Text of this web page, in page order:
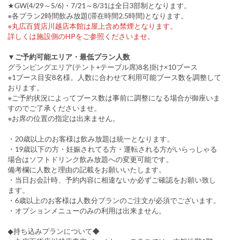
★GW(4/29～5/6)・7/21～8/31は全日3部制となります。
※各プラン2時間飲み放題(滞在時間2.5時間)となります。
※丸広百貨店川越店本館は屋上含め禁煙となります。
詳しくは施設側のHPをご参照くださいませ。
▼ご予約可能エリア・最低プラン人数
グランピングエリア(テント+テーブル席)8名掛け×10ブース
※1ブース目安8名様。人数に合わせて利用可能ブース数を調整して
おります。
※ご予約状況によってブース数は事前に調整になる場合が御座いま
すのでご了承くださいませ。
※お席の位置の指定は出来ません。
・20歳以上のお客様は飲み放題は統一となります。
・19歳以下の方・妊娠されてる方・運転される方がいらっしゃる
場合はソフトドリンク飲み放題への変更可能です。
備考欄に人数と理由の記載をお願いいたします。
・当日お会計時、予約内容に相違ないか必ずご確認をお願い致し
ます。
・6歳以上のお客様は人数分プランのご注文が必須でございます。
・オプションメニューのみの利用は出来ません。
◆持ち込みプランについて◆